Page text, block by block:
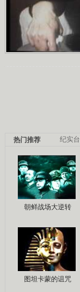
纪实台
热门推荐
朝鲜战场大逆转
图坦卡蒙的诅咒